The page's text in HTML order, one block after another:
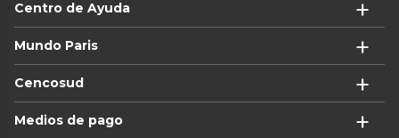
Centro de Ayuda
Mundo Paris
Cencosud
Medios de pago